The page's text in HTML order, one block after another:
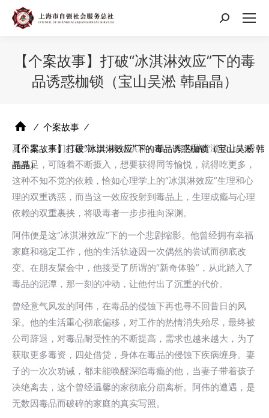
搜
【个案故事】打破“冰淇淋效应”下的毒
品诱惑枷锁（宝山吴淞 韩晶晶）
⁄ 个案故事 ⁄
【个案故事】打破“冰淇淋效应”下的毒品诱惑枷锁（宝山吴淞 韩
晶晶）
夏日里，人们总爱来上一支冰淇淋，第一口的甜蜜滋味让人瞬
间满足，可随着不断摄入，想要获得同等愉悦，就得吃更多，
这种不知不觉的依赖，恰如心理学上的“冰淇淋效应”生理和心
理的双重诱惑，而当这一效应投射到毒品上，生理成瘾与心理
依赖的双重裹挟，将吸毒者一步步推向深渊。
阿伟便是这“冰淇淋效应”下的一个悲剧缩影。他曾经拥有幸福
家庭和稳定工作，他的生活轨迹因一次偶然的尝试而彻底改
变。在朋友聚会中，他接受了所谓的“新奇体验”，从此踏入了
毒品的泥潭，那一刻的冲动，让他付出了沉重的代价。
曾经意气风发的阿伟，在毒品的侵蚀下再也寻不回昔日的风
采。他的生活重心彻底偏移，对工作的热情消失殆尽，最终被
公司辞退，对毒品耐受性的不断提高，需求也越来越大，为了
获取更多毒资，四处借贷，身体在毒品的侵蚀下疾病缠身。妻
子的一次次劝诫，都未能唤醒深陷毒瘾的他，当妻子带着孩子
决绝离去，这个曾经温馨的家彻底分崩离析。阿伟的遭遇，是
无数因毒品而破碎的家庭的真实写照。